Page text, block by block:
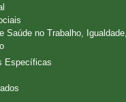
Saúde no Trabalho,
Específicas